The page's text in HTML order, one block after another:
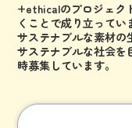
+ethicalのプロジェク
くことで成り立ってい
サステナブルな素材の
サステナブルな社会を
時募集しています。